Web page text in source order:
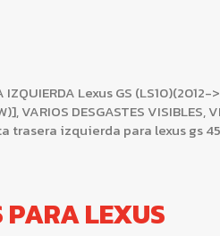
IZQUIERDA Lexus GS
VARIOS DESGASTES VISIBLES,
trasera izquierda para lexus gs
LEXUS